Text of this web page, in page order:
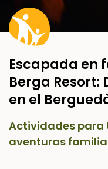
Escapada en
Berga Resort:
en el
Actividades para
aventuras